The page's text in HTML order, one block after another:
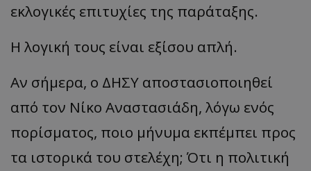
εκλογικές επιτυχίες της παράταξης.
Η λογική τους είναι εξίσου απλή.
Αν σήμερα, ο ΔΗΣΥ αποστασιοποιηθεί
από τον Νίκο Αναστασιάδη, λόγω ενός
πορίσματος, ποιο μήνυμα εκπέμπει προς
τα ιστορικά του στελέχη; Ότι η πολιτική